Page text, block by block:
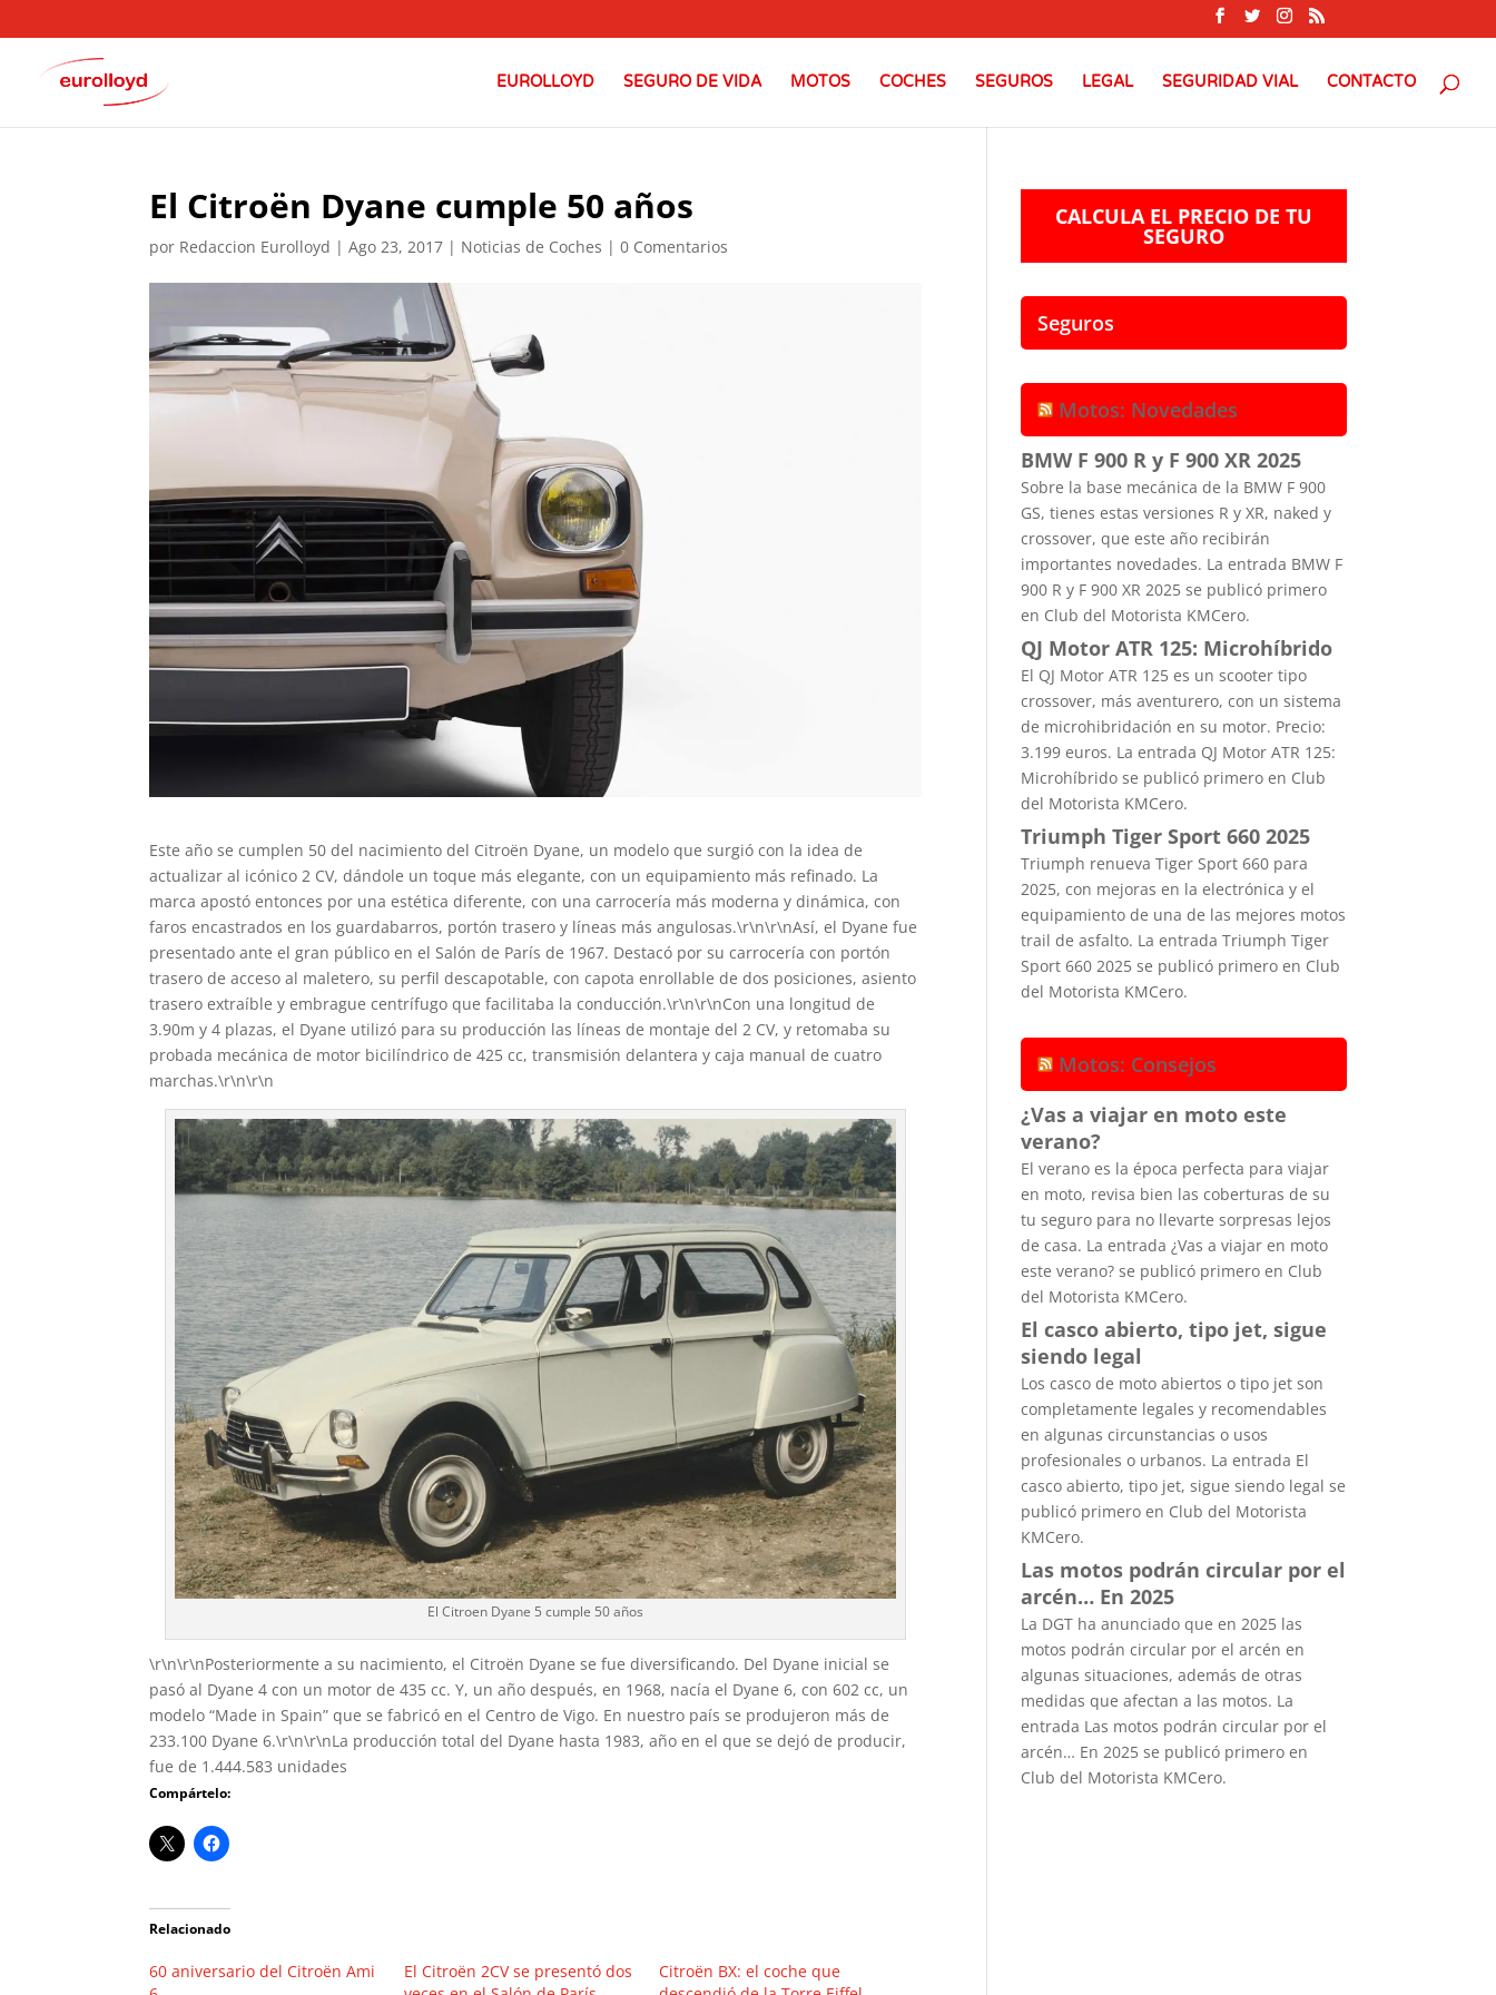
EUROLLOYD SEGURO DE VIDA MOTOS COCHES SEGUROS LEGAL SEGURIDAD VIAL CONTACTO
El Citroën Dyane cumple 50 años
por Redaccion Eurolloyd |Ago 23, 2017 | Noticias de Coches |0 Comentarios
Este año se cumplen 50 del nacimiento del Citroën Dyane, un modelo que surgió con la idea de
actualizar al icónico 2 CV, dándole un toque más elegante, con un equipamiento más refinado. La
marca apostó entonces por una estética diferente, con una carrocería más moderna y dinámica, con
faros encastrados en los guardabarros, portón trasero y líneas más angulosas.\r\n\r\nAsí, el Dyane fue
presentado ante el gran público en el Salón de París de 1967. Destacó por su carrocería con portón
trasero de acceso al maletero, su perfil descapotable, con capota enrollable de dos posiciones, asiento
trasero extraíble y embrague centrífugo que facilitaba la conducción.\r\n\r\nCon una longitud de
3.90m y 4 plazas, el Dyane utilizó para su producción las líneas de montaje del 2 CV, y retomaba su
probada mecánica de motor bicilíndrico de 425 cc, transmisión delantera y caja manual de cuatro
marchas.\r\n\r\n
El Citroen Dyane 5 cumple 50 años
\r\n\r\nPosteriormente a su nacimiento, el Citroën Dyane se fue diversificando. Del Dyane inicial se
pasó al Dyane 4 con un motor de 435 cc. Y, un año después, en 1968, nacía el Dyane 6, con 602 cc, un
modelo “Made in Spain” que se fabricó en el Centro de Vigo. En nuestro país se produjeron más de
233.100 Dyane 6.\r\n\r\nLa producción total del Dyane hasta 1983, año en el que se dejó de producir,
fue de 1.444.583 unidades
Compártelo:
Relacionado
60 aniversario del Citroën Ami
El Citroën 2CV se presentó dos
Citroën BX: el coche que
CALCULA EL PRECIO DE TU
SEGURO
Seguros
Motos: Novedades
BMW F 900 R y F 900 XR 2025
Sobre la base mecánica de la BMW F 900
GS, tienes estas versiones R y XR, naked y
crossover, que este año recibirán
importantes novedades. La entrada BMW F
900 R y F 900 XR 2025 se publicó primero
en Club del Motorista KMCero.
QJ Motor ATR 125: Microhíbrido
El QJ Motor ATR 125 es un scooter tipo
crossover, más aventurero, con un sistema
de microhibridación en su motor. Precio:
3.199 euros. La entrada QJ Motor ATR 125:
Microhíbrido se publicó primero en Club
del Motorista KMCero.
Triumph Tiger Sport 660 2025
Triumph renueva Tiger Sport 660 para
2025, con mejoras en la electrónica y el
equipamiento de una de las mejores motos
trail de asfalto. La entrada Triumph Tiger
Sport 660 2025 se publicó primero en Club
del Motorista KMCero.
Motos: Consejos
¿Vas a viajar en moto este
verano?
El verano es la época perfecta para viajar
en moto, revisa bien las coberturas de su
tu seguro para no llevarte sorpresas lejos
de casa. La entrada ¿Vas a viajar en moto
este verano? se publicó primero en Club
del Motorista KMCero.
El casco abierto, tipo jet, sigue
siendo legal
Los casco de moto abiertos o tipo jet son
completamente legales y recomendables
en algunas circunstancias o usos
profesionales o urbanos. La entrada El
casco abierto, tipo jet, sigue siendo legal se
publicó primero en Club del Motorista
KMCero.
Las motos podrán circular por el
arcén… En 2025
La DGT ha anunciado que en 2025 las
motos podrán circular por el arcén en
algunas situaciones, además de otras
medidas que afectan a las motos. La
entrada Las motos podrán circular por el
arcén… En 2025 se publicó primero en
Club del Motorista KMCero.